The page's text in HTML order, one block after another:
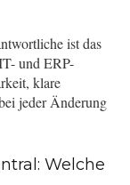
ist das
und ERP-
klare
jeder Änderung
Welche